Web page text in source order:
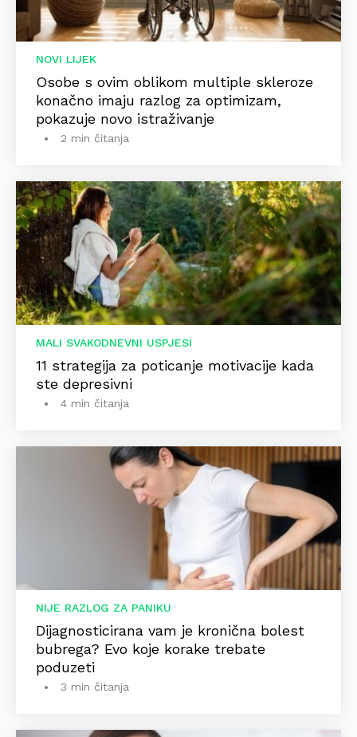
NOVI LIJEK
Osobe s ovim oblikom multiple skleroze
konačno imaju razlog za optimizam,
pokazuje novo istraživanje
2 min čitanja
MALI SVAKODNEVNI USPJESI
11 strategija za poticanje motivacije kada
ste depresivni
4 min čitanja
NIJE RAZLOG ZA PANIKU
Dijagnosticirana vam je kronična bolest
bubrega? Evo koje korake trebate
poduzeti
3 min čitanja